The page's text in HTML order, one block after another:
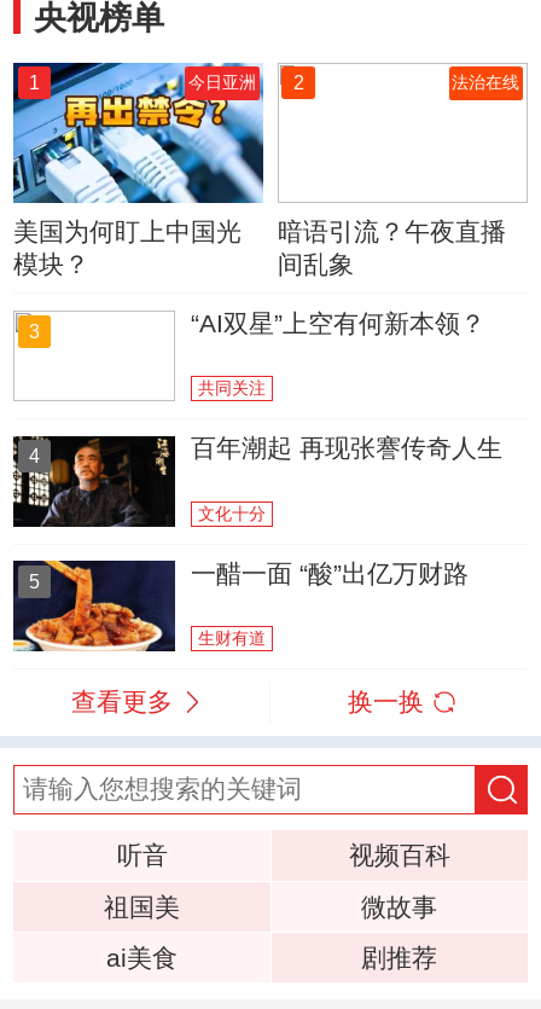
央视榜单
1 今日亚洲
美国为何盯上中国光
模块？
2 法治在线
暗语引流？午夜直播
间乱象
3 “AI双星”上空有何新本领？
共同关注
4 百年潮起 再现张謇传奇人生
文化十分
5 一醋一面 “酸”出亿万财路
生财有道
查看更多 换一换
听音
视频百科
祖国美
微故事
ai美食
剧推荐